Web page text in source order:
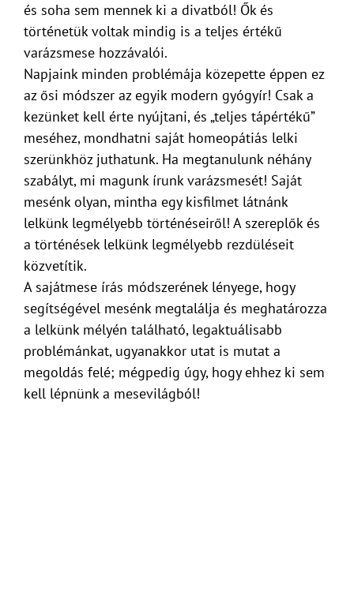
és soha sem mennek ki a divatból! Ők és
történetük voltak mindig is a teljes értékű
varázsmese hozzávalói.
Napjaink minden problémája közepette éppen ez
az ősi módszer az egyik modern gyógyír! Csak a
kezünket kell érte nyújtani, és „teljes tápértékű”
meséhez, mondhatni saját homeopátiás lelki
szerünkhöz juthatunk. Ha megtanulunk néhány
szabályt, mi magunk írunk varázsmesét! Saját
mesénk olyan, mintha egy kisfilmet látnánk
lelkünk legmélyebb történéseiről! A szereplők és
a történések lelkünk legmélyebb rezdüléseit
közvetítik.
A sajátmese írás módszerének lényege, hogy
segítségével mesénk megtalálja és meghatározza
a lelkünk mélyén található, legaktuálisabb
problémánkat, ugyanakkor utat is mutat a
megoldás felé; mégpedig úgy, hogy ehhez ki sem
kell lépnünk a mesevilágból!